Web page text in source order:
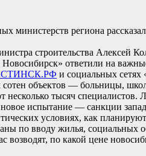
министерств региона
строительства Алексей
ответили на
и социальных сетях
сотен объектов — больницы,
тысяч специалистов.
новое испытание — санкции
условиях, как
по вводу жилья, социальных
возводят, по какой цене